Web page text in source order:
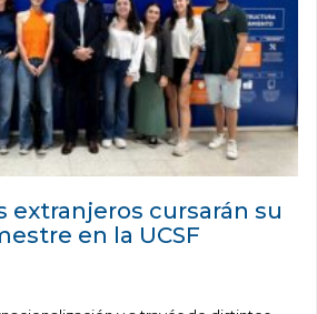
extranjeros cursarán su
en la UCSF